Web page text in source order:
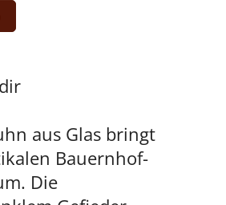
aus Glas bringt
Bauernhof-
Die